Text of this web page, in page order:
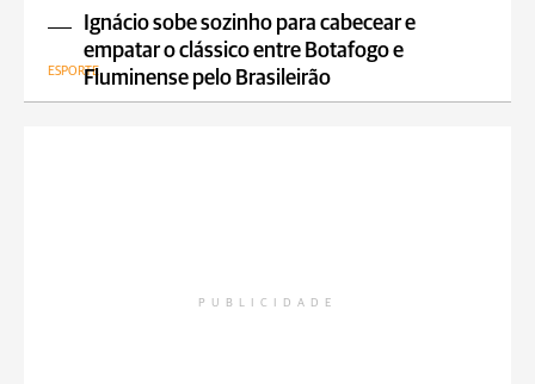
Ignácio sobe sozinho para cabecear e
empatar o clássico entre Botafogo e
Fluminense pelo Brasileirão
ESPORTE
PUBLICIDADE